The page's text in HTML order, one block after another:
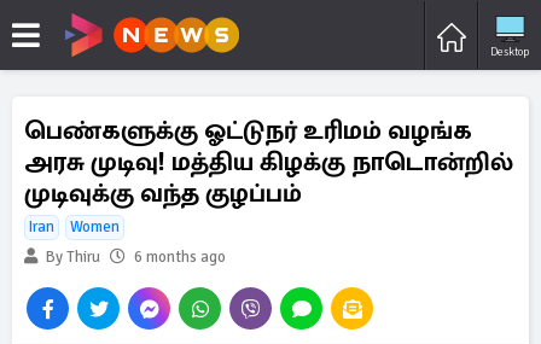
Desktop
பெண்களுக்கு ஓட்டுநர் உரிமம் வழங்க
அரசு முடிவு! மத்திய கிழக்கு நாடொன்றில்
முடிவுக்கு வந்த குழப்பம்
Iran
Women
By Thiru
6 months ago